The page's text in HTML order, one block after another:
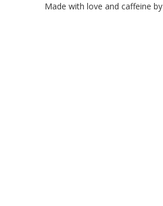
Made with love and caffeine by